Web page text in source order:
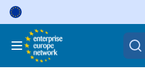
Skip
content
for: